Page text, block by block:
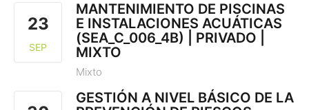
23
SEP
MANTENIMIENTO DE PISCINAS
E INSTALACIONES ACUÁTICAS
(SEA_C_006_4B) | PRIVADO |
MIXTO
Mixto
GESTIÓN A NIVEL BÁSICO DE LA